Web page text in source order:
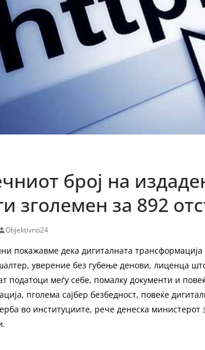
број на
зголемен за 892
Objektivno24
покажавме дека дигиталната
уверение без губење денови, лиценца
податоци меѓу себе, помалку документи и
пголема сајбер безбедност, повеќе
во институциите, рече денеска